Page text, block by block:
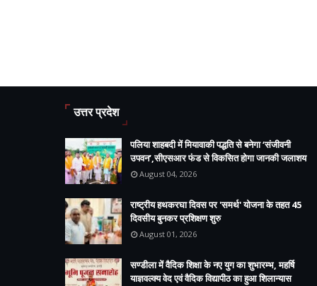
उत्तर प्रदेश
पलिया शाहबदी में मियावाकी पद्धति से बनेगा ‘संजीवनी
उपवन’,सीएसआर फंड से विकसित होगा जानकी जलाशय
August 04, 2026
राष्ट्रीय हथकरघा दिवस पर 'समर्थ' योजना के तहत 45
दिवसीय बुनकर प्रशिक्षण शुरु
August 01, 2026
सण्डीला में वैदिक शिक्षा के नए युग का शुभारम्भ, महर्षि
याज्ञवल्क्य वेद एवं वैदिक विद्यापीठ का हुआ शिलान्यास